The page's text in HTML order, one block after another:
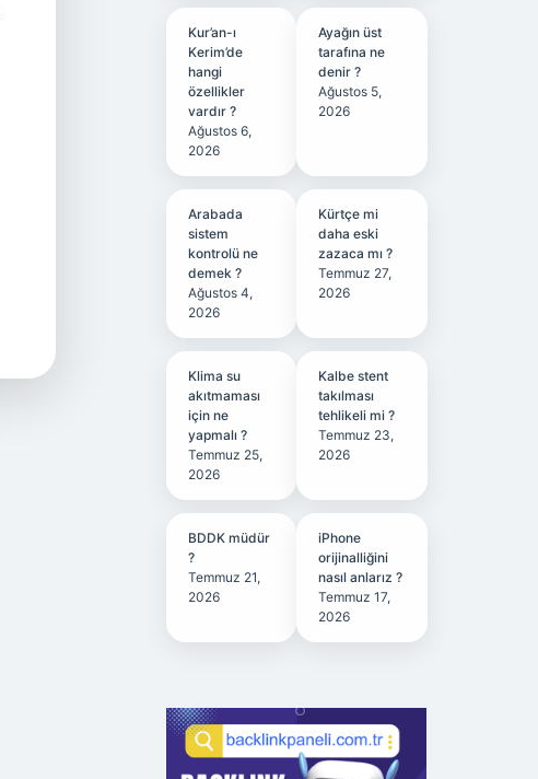
Kur’an-ı
Kerim’de
hangi
özellikler
vardır ?
Ağustos 6,
2026
Ayağın üst
tarafına ne
denir ?
Ağustos 5,
2026
Arabada
sistem
kontrolü ne
demek ?
Ağustos 4,
2026
Kürtçe mi
daha eski
zazaca mı ?
Temmuz 27,
2026
Klima su
akıtmaması
için ne
yapmalı ?
Temmuz 25,
2026
Kalbe stent
takılması
tehlikeli mi ?
Temmuz 23,
2026
BDDK müdür
?
Temmuz 21,
2026
iPhone
orijinalliğini
nasıl anlarız ?
Temmuz 17,
2026